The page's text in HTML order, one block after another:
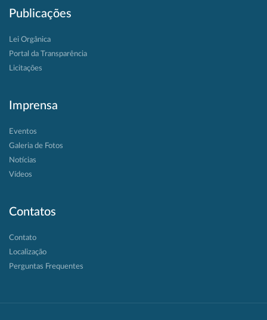
Publicações
Lei Orgânica
Portal da Transparência
Licitações
Imprensa
Eventos
Galeria de Fotos
Notícias
Vídeos
Contatos
Contato
Localização
Perguntas Frequentes